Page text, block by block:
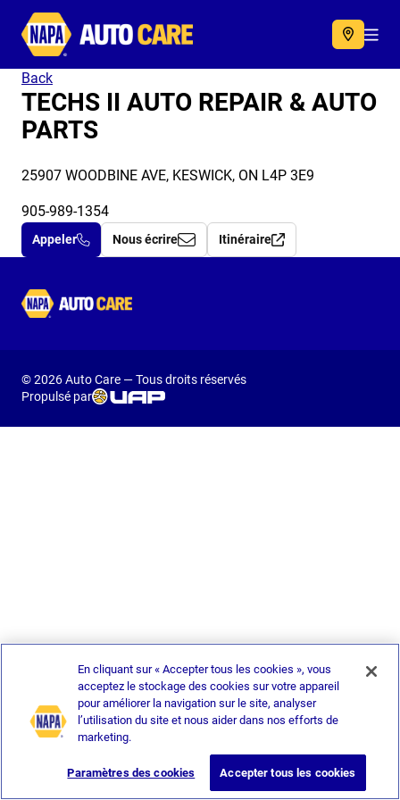
Autocare
Back
TECHS II AUTO REPAIR & AUTO
PARTS
25907 WOODBINE AVE, KESWICK, ON L4P 3E9
905-989-1354
Appeler Nous écrire Itinéraire
Autocare
© 2026 Auto Care — Tous droits réservés
Propulsé par
En cliquant sur « Accepter tous les cookies », vous
acceptez le stockage des cookies sur votre appareil
pour améliorer la navigation sur le site, analyser
l’utilisation du site et nous aider dans nos efforts de
marketing.
Paramètres des cookies Accepter tous les cookies